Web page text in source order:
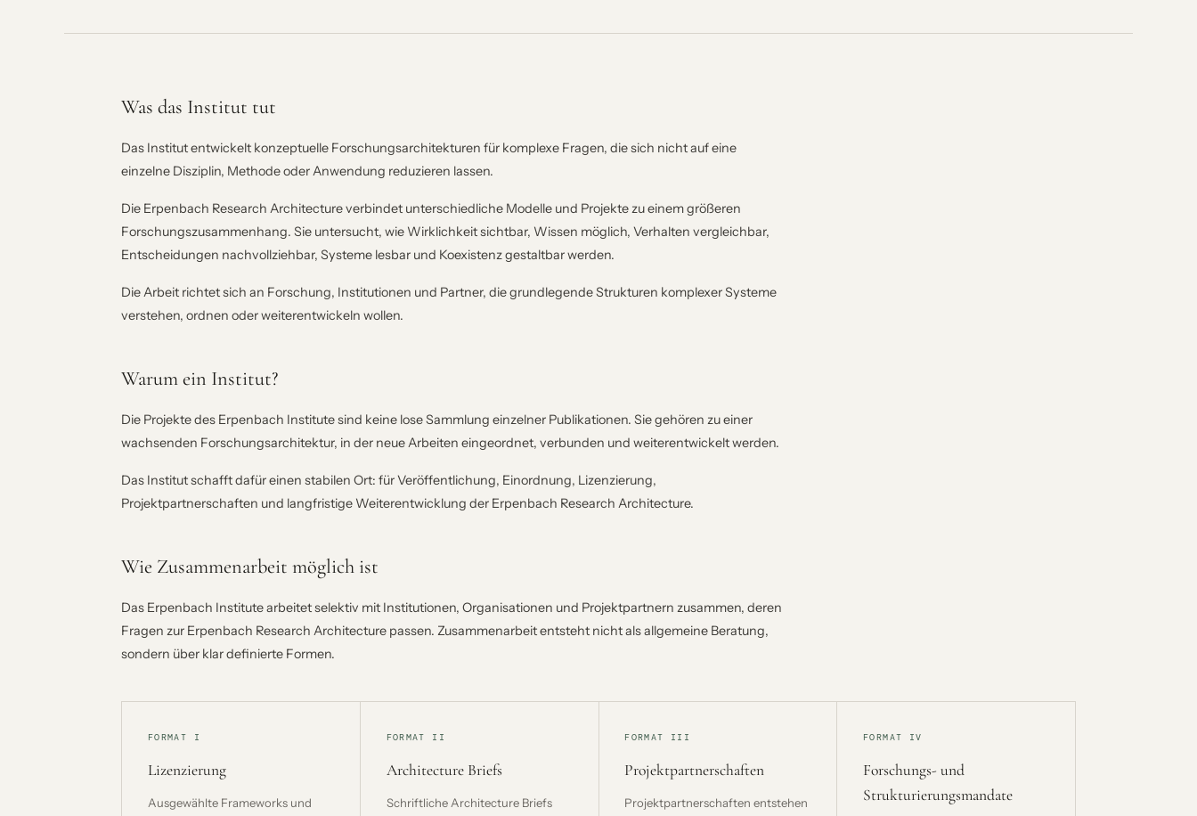
Was das Institut tut
Das Institut entwickelt konzeptuelle Forschungsarchitekturen für komplexe Fragen, die sich nicht auf eine
einzelne Disziplin, Methode oder Anwendung reduzieren lassen.
Die Erpenbach Research Architecture verbindet unterschiedliche Modelle und Projekte zu einem größeren
Forschungszusammenhang. Sie untersucht, wie Wirklichkeit sichtbar, Wissen möglich, Verhalten vergleichbar,
Entscheidungen nachvollziehbar, Systeme lesbar und Koexistenz gestaltbar werden.
Die Arbeit richtet sich an Forschung, Institutionen und Partner, die grundlegende Strukturen komplexer Systeme
verstehen, ordnen oder weiterentwickeln wollen.
Warum ein Institut?
Die Projekte des Erpenbach Institute sind keine lose Sammlung einzelner Publikationen. Sie gehören zu einer
wachsenden Forschungsarchitektur, in der neue Arbeiten eingeordnet, verbunden und weiterentwickelt werden.
Das Institut schafft dafür einen stabilen Ort: für Veröffentlichung, Einordnung, Lizenzierung,
Projektpartnerschaften und langfristige Weiterentwicklung der Erpenbach Research Architecture.
Wie Zusammenarbeit möglich ist
Das Erpenbach Institute arbeitet selektiv mit Institutionen, Organisationen und Projektpartnern zusammen, deren
Fragen zur Erpenbach Research Architecture passen. Zusammenarbeit entsteht nicht als allgemeine Beratung,
sondern über klar definierte Formen.
FORMAT I
Lizenzierung
Ausgewählte Frameworks und
FORMAT II
Architecture Briefs
Schriftliche Architecture Briefs
FORMAT III
Projektpartnerschaften
Projektpartnerschaften entstehen
FORMAT IV
Forschungs- und
Strukturierungsmandate